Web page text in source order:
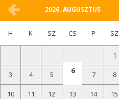
2026. AUGUSZTUS
H K SZ CS P SZ
1
3 4 5 6 7 8
10 11 12 13 14 15